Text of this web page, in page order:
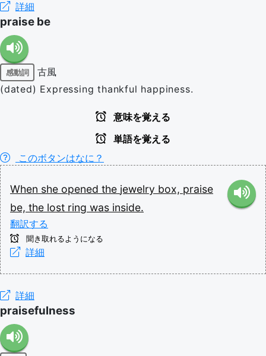
詳細
praise be
感動詞
古風
(dated) Expressing thankful happiness.
意味を覚える
単語を覚える
このボタンはなに？
When she opened the jewelry box, praise
be, the lost ring was inside.
翻訳する
聞き取れるようになる
詳細
詳細
praisefulness